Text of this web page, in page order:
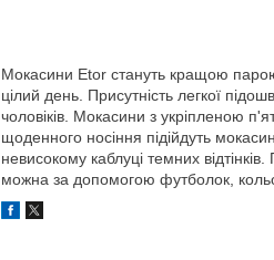
Мокасини Etor стануть кращою парою
цілий день. Присутність легкої
чоловіків. Мокасини з укріпленою
щоденного носіння підійдуть
невисокому каблуці темних
можна за допомогою футболок,